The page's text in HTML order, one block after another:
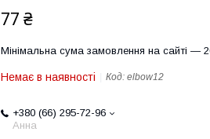
77 ₴
Мінімальна сума замовлення на сайті —
Немає в наявності Код: elbow12
+380 (66) 295-72-96
Анна